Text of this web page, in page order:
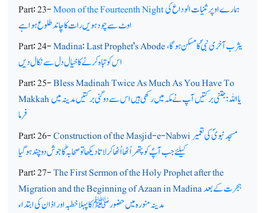
Part: 23-Moon of the Fourteenth Nightہمارے اوپر ثنیات الوداع کی
اوٹ سے چودہویں رات کا چاند طلوع ہوا ہے
Part: 24-Madina: Last Prophet's Abodeیثرب آخری نبیؐ کا مسکن ہوگا،
اس کو تباہ کرنے کا خیال دل سے نکال دیں
Part: 25-Bless Madinah Twice As Much As You Have To
Makkahیا اللہ: جتنی برکتیں آپ نے مکہ میں رکھی ہیں اس سے دوگنی برکتیں مدینہ میں
فرما
Part: 26-Construction of the Masjid-e-Nabwiمسجد نبویؐ کی تعمیر
کیلئے جب آپؐ کو پتھر اُٹھا اُٹھا کر لاتا دیکھا تو صحابہؓ کا جوش دوچند ہو گیا
Part: 27-The First Sermon of the Holy Prophet after the
Migration and the Beginning of Azaan in Madinaہجرت کے بعد
مدینہ منورہ میں حضورﷺ کا پہلا خطبہ اور اذان کی ابتداء